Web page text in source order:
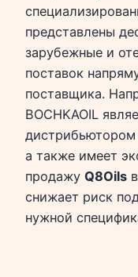
представлены
зарубежные и
поставок
поставщика.
BOCHKAOIL
дистрибьютором
а также имеет
продажу Q8Oils
снижает риск
нужной